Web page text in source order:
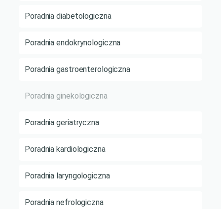
Poradnia diabetologiczna
Poradnia endokrynologiczna
Poradnia gastroenterologiczna
Poradnia ginekologiczna
Poradnia geriatryczna
Poradnia kardiologiczna
Poradnia laryngologiczna
Poradnia nefrologiczna